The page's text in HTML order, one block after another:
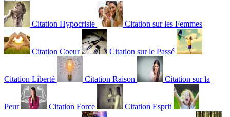
Citation Hypocrisie Citation sur les Femmes
Citation Coeur Citation sur le Passé
Citation Liberté Citation Raison Citation sur la
Peur Citation Force Citation Esprit